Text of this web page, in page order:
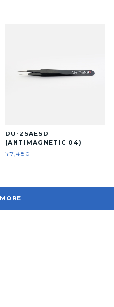
DU-2SAESD
(ANTIMAGNETIC 04)
¥7,480